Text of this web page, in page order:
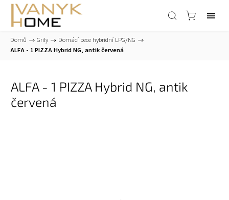
Domů / Grily / Domácí pece hybridní LPG/NG /
ALFA - 1 PIZZA Hybrid NG, antik červená
ALFA - 1 PIZZA Hybrid NG, antik
červená